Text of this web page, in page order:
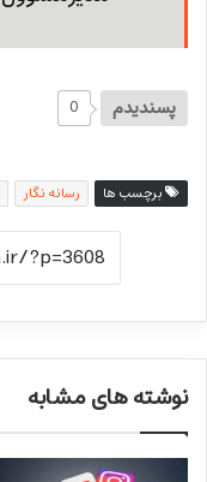
پسندیدم 0
برچسب ها رسانه نگار
نوشته های مشابه